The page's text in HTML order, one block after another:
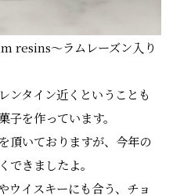
～ラムレーズン入り
ンタイン近くということも
子を作っています。
頂いておりますが、今年の
できましたよ。
ウイスキーにも合う、チョ